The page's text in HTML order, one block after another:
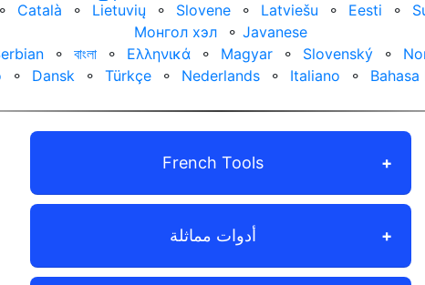
⚬ Català ⚬ Lietuvių ⚬ Slovene ⚬ Latviešu ⚬ Eesti ⚬
Монгол хэл
⚬ Javanese
⚬ বাংলা ⚬ Ελληνικά ⚬ Magyar ⚬ Slovenský ⚬
⚬ Dansk ⚬ Türkçe ⚬ Nederlands ⚬ Italiano ⚬
French Tools
أدوات مماثلة